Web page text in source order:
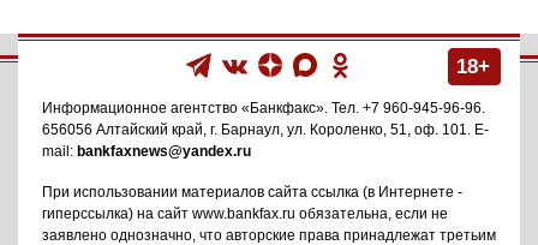
18+
Информационное агентство «Банкфакс» . Тел. +7 960-945-96-96
656056 Алтайский край, г. Барнаул ул. Короленко, 51, оф. 101
. E-
mail: bankfaxnews@yandex.ru
При использовании материалов сайта ссылка (в Интернете -
гиперссылка) на сайт www.bankfax.ru обязательна, если не
заявлено однозначно, что авторские права принадлежат третьим